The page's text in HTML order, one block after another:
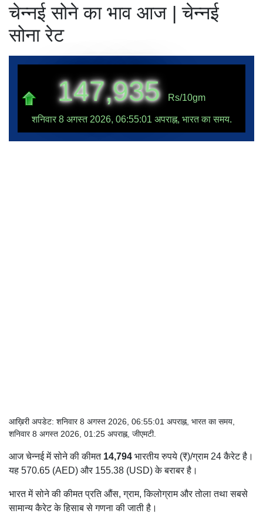
चेन्नई सोने का भाव आज | चेन्नई
सोना रेट
147,935 Rs/10gm
शनिवार 8 अगस्त 2026, 06:55:01 अपराह्न, भारत का समय.
आख़िरी अपडेट: शनिवार 8 अगस्त 2026, 06:55:01 अपराह्न, भारत का समय,
शनिवार 8 अगस्त 2026, 01:25 अपराह्न, जीएमटी.
आज चेन्नई में सोने की कीमत 14,794 भारतीय रुपये (₹)/ग्राम 24 कैरेट है।
यह 570.65 (AED) और 155.38 (USD) के बराबर है।
भारत में सोने की कीमत प्रति औंस, ग्राम, किलोग्राम और तोला तथा सबसे
सामान्य कैरेट के हिसाब से गणना की जाती है।